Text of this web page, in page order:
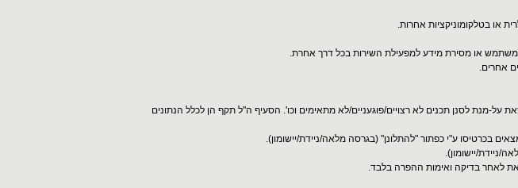
או בטלקומוניקציות אחרות.
משתמש או מסירת מידע למפעילת השירות בכל דרך אחרת.
אחרים.
מנת לסנן תכנים לא רצויים/פוגעניים/לא מתאימים וכו'. הסעיף ה"ל תקף הן לכלל הנתונים
בכרטיסו ע"י כפתור "להתלונן" (בגרסה מלאה/ניידת/יישומון).
ניידת/יישומון).
לאחר בדיקה ואימות ההפרה בלבד.